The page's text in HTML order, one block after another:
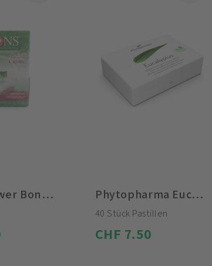
Ibons Ingwer Bonbon Classic Box Phytopharma Eucalyptus Pastillen
40 Stück Pastillen
CHF 7.50